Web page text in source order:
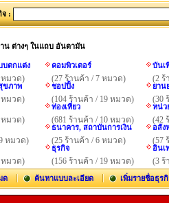
จ :
น ต่างๆ ในแถบ อันดามัน
บตกแต่ง
หมวด)
ขภาพ
หมวด)
หมวด)
หมวด)
หมวด)
คอมพิวเตอร์
(27 ร้านค้า / 7 หมวด)
ชอปปิ้ง
(104 ร้านค้า / 19 หมวด)
ท่องเที่ยว
(681 ร้านค้า / 10 หมวด)
ธนาคาร, สถาบันการเงิน
(25 ร้านค้า / 6 หมวด)
ธุรกิจ
(156 ร้านค้า / 19 หมวด)
บันเ
(2 ร้
ยาน
(30
หน่ว
(42
อสัง
(57
อินเ
(3 ร้
ด ค้นหาแบบละเอียด เพิ่มรายชื่อธุร